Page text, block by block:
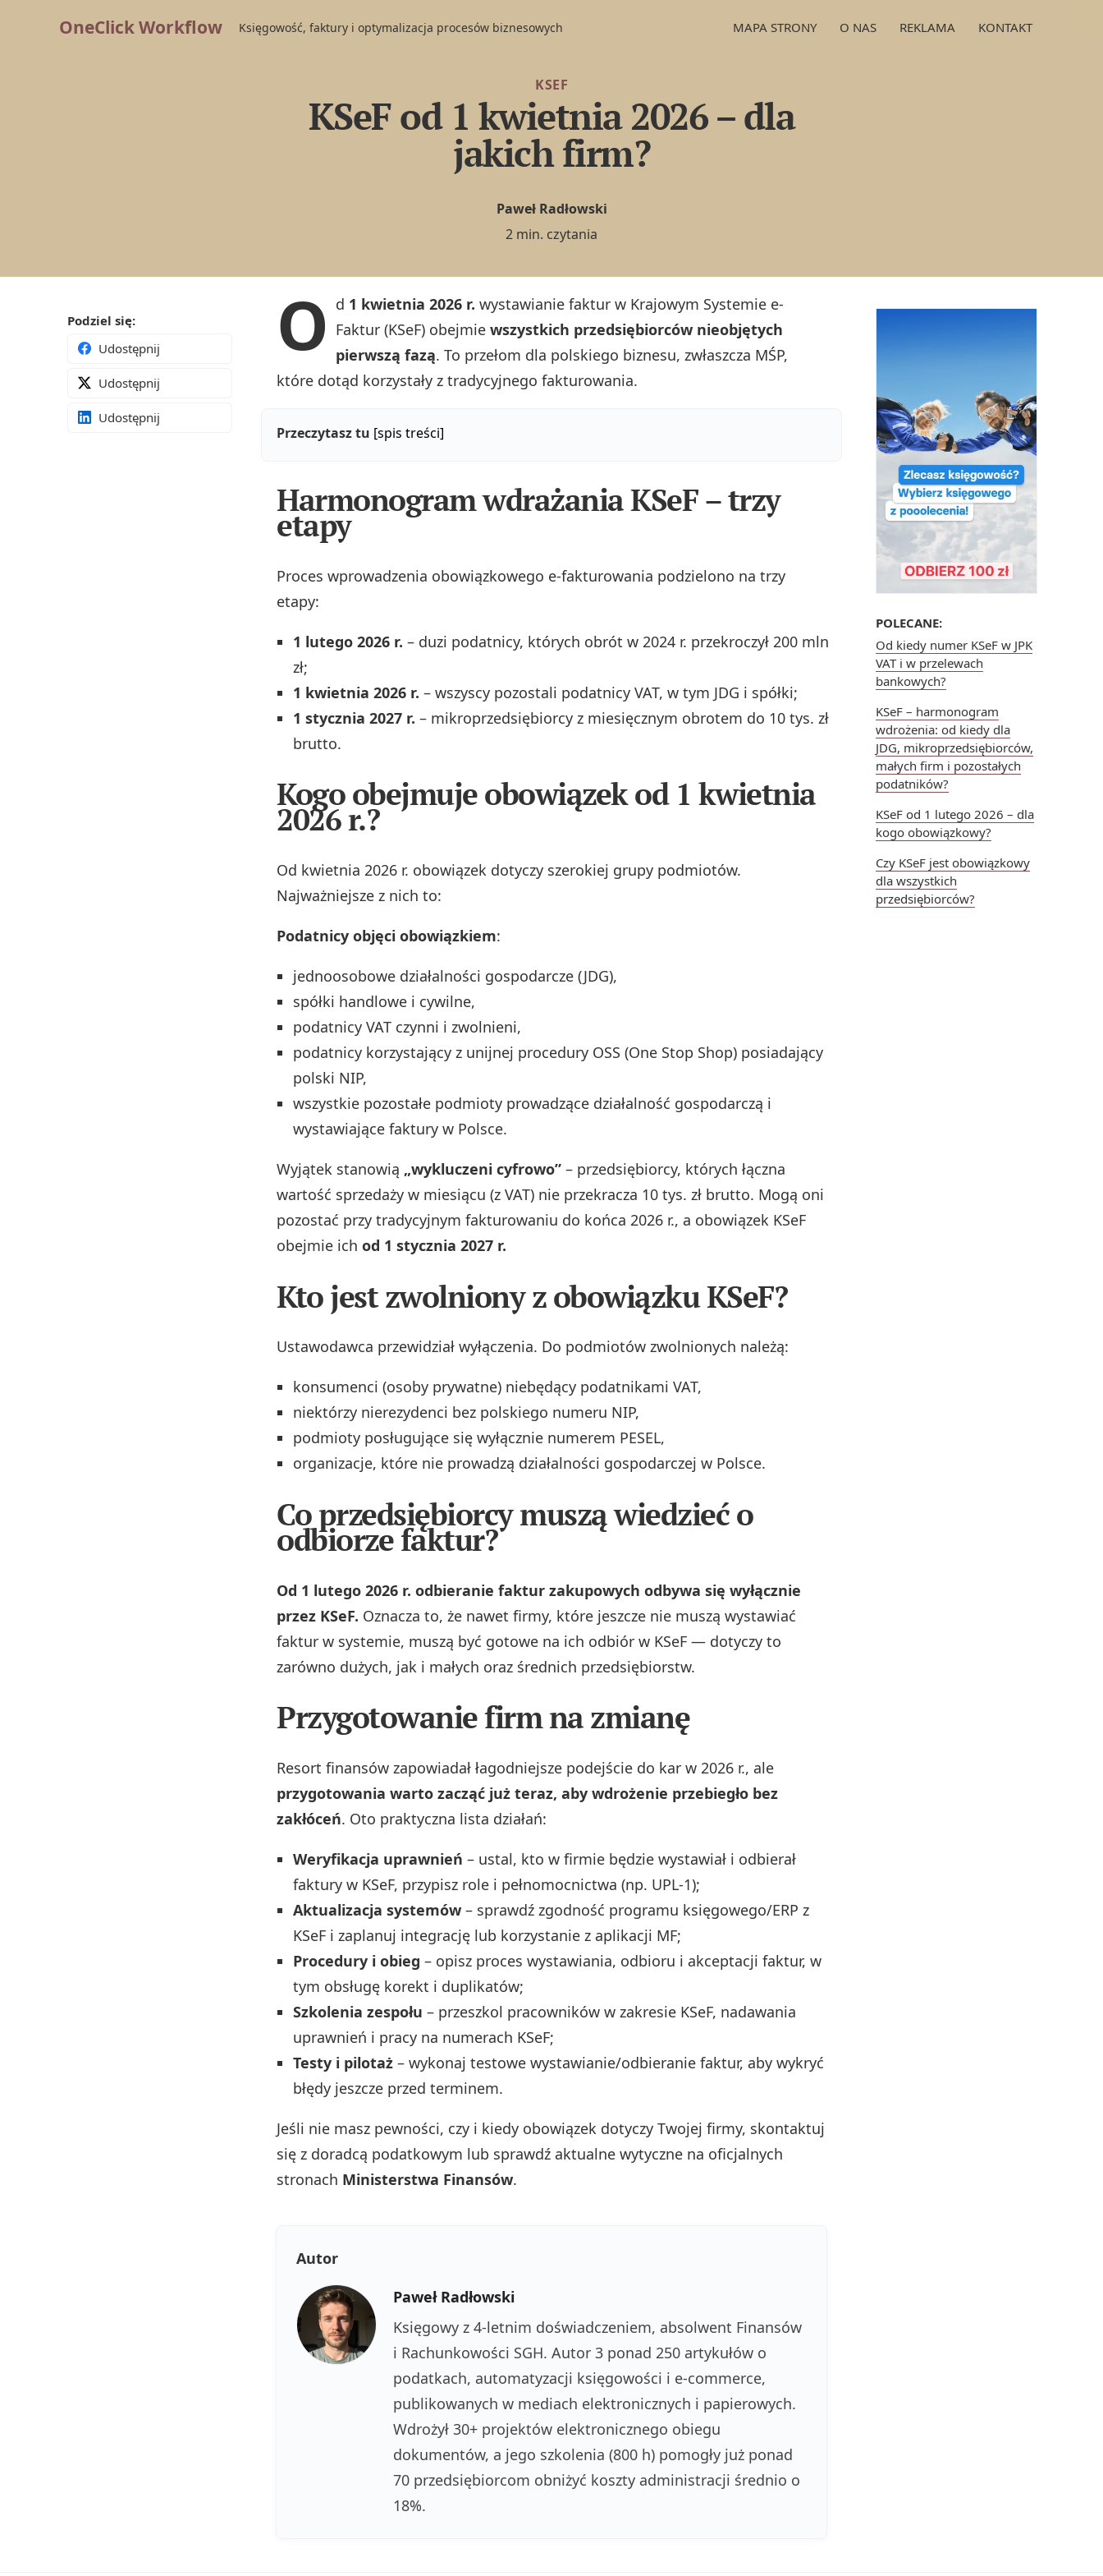
OneClick Workflow Księgowość, faktury i optymalizacja procesów biznesowych MAPA STRONY O NAS REKLAMA KONTAKT
KSEF
KSeF od 1 kwietnia 2026 – dla
jakich firm?
Paweł Radłowski
2 min. czytania
POLECANE:
Od kiedy numer KSeF w JPK
VAT i w przelewach
bankowych?
KSeF – harmonogram
wdrożenia: od kiedy dla
JDG, mikroprzedsiębiorców,
małych firm i pozostałych
podatników?
KSeF od 1 lutego 2026 – dla
kogo obowiązkowy?
Czy KSeF jest obowiązkowy
dla wszystkich
przedsiębiorców?
Podziel się:
Udostępnij
Udostępnij
Udostępnij
O d 1 kwietnia 2026 r. wystawianie faktur w Krajowym Systemie e-
Faktur (KSeF) obejmie wszystkich przedsiębiorców nieobjętych
pierwszą fazą. To przełom dla polskiego biznesu, zwłaszcza MŚP,
które dotąd korzystały z tradycyjnego fakturowania.
Przeczytasz tu [spis treści]
Harmonogram wdrażania KSeF – trzy
etapy
Proces wprowadzenia obowiązkowego e-fakturowania podzielono na trzy
etapy:
1 lutego 2026 r. – duzi podatnicy, których obrót w 2024 r. przekroczył 200 mln
zł;
1 kwietnia 2026 r. – wszyscy pozostali podatnicy VAT, w tym JDG i spółki;
1 stycznia 2027 r. – mikroprzedsiębiorcy z miesięcznym obrotem do 10 tys. zł
brutto.
Kogo obejmuje obowiązek od 1 kwietnia
2026 r.?
Od kwietnia 2026 r. obowiązek dotyczy szerokiej grupy podmiotów.
Najważniejsze z nich to:
Podatnicy objęci obowiązkiem:
jednoosobowe działalności gospodarcze (JDG),
spółki handlowe i cywilne,
podatnicy VAT czynni i zwolnieni,
podatnicy korzystający z unijnej procedury OSS (One Stop Shop) posiadający
polski NIP,
wszystkie pozostałe podmioty prowadzące działalność gospodarczą i
wystawiające faktury w Polsce.
Wyjątek stanowią „wykluczeni cyfrowo” – przedsiębiorcy, których łączna
wartość sprzedaży w miesiącu (z VAT) nie przekracza 10 tys. zł brutto. Mogą oni
pozostać przy tradycyjnym fakturowaniu do końca 2026 r., a obowiązek KSeF
obejmie ich od 1 stycznia 2027 r.
Kto jest zwolniony z obowiązku KSeF?
Ustawodawca przewidział wyłączenia. Do podmiotów zwolnionych należą:
konsumenci (osoby prywatne) niebędący podatnikami VAT,
niektórzy nierezydenci bez polskiego numeru NIP,
podmioty posługujące się wyłącznie numerem PESEL,
organizacje, które nie prowadzą działalności gospodarczej w Polsce.
Co przedsiębiorcy muszą wiedzieć o
odbiorze faktur?
Od 1 lutego 2026 r. odbieranie faktur zakupowych odbywa się wyłącznie
przez KSeF. Oznacza to, że nawet firmy, które jeszcze nie muszą wystawiać
faktur w systemie, muszą być gotowe na ich odbiór w KSeF — dotyczy to
zarówno dużych, jak i małych oraz średnich przedsiębiorstw.
Przygotowanie firm na zmianę
Resort finansów zapowiadał łagodniejsze podejście do kar w 2026 r., ale
przygotowania warto zacząć już teraz, aby wdrożenie przebiegło bez
zakłóceń. Oto praktyczna lista działań:
Weryfikacja uprawnień – ustal, kto w firmie będzie wystawiał i odbierał
faktury w KSeF, przypisz role i pełnomocnictwa (np. UPL-1);
Aktualizacja systemów – sprawdź zgodność programu księgowego/ERP z
KSeF i zaplanuj integrację lub korzystanie z aplikacji MF;
Procedury i obieg – opisz proces wystawiania, odbioru i akceptacji faktur, w
tym obsługę korekt i duplikatów;
Szkolenia zespołu – przeszkol pracowników w zakresie KSeF, nadawania
uprawnień i pracy na numerach KSeF;
Testy i pilotaż – wykonaj testowe wystawianie/odbieranie faktur, aby wykryć
błędy jeszcze przed terminem.
Jeśli nie masz pewności, czy i kiedy obowiązek dotyczy Twojej firmy, skontaktuj
się z doradcą podatkowym lub sprawdź aktualne wytyczne na oficjalnych
stronach Ministerstwa Finansów.
Autor
Paweł Radłowski
Księgowy z 4-letnim doświadczeniem, absolwent Finansów
i Rachunkowości SGH. Autor 3 ponad 250 artykułów o
podatkach, automatyzacji księgowości i e-commerce,
publikowanych w mediach elektronicznych i papierowych.
Wdrożył 30+ projektów elektronicznego obiegu
dokumentów, a jego szkolenia (800 h) pomogły już ponad
70 przedsiębiorcom obniżyć koszty administracji średnio o
18%.